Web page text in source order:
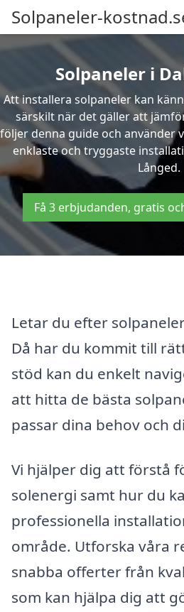
Solpaneler-
Solpaneler i
Att installera solpaneler kan
särskilt när det gäller att
följer denna guide och använder
enklaste och tryggaste
Långed.
Få 3 erbjudanden, gratis
Letar du efter
Då har du kommit till
stöd kan du enkelt
att hitta de bästa
passar dina behov och
Vi hjälper dig att förstå
solenergi samt hur du
professionella
område. Utforska våra
snabba offerter från
som kan hjälpa dig att